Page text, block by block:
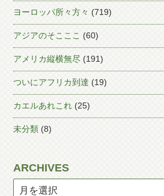
ヨーロッパ所々方々 (719)
アジアのそこここ (60)
アメリカ縦横無尽 (191)
ついにアフリカ到達 (19)
カエルあれこれ (25)
未分類 (8)
ARCHIVES